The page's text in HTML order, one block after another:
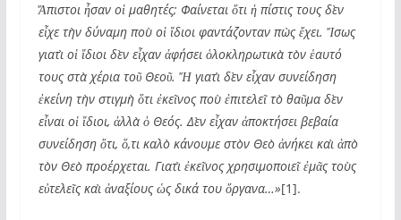
Ἄπιστοι ἦσαν οἱ μαθητές; Φαίνεται ὅτι ἡ πίστις τους δὲν
εἶχε τὴν δύναμη ποὺ οἱ ἴδιοι φαντάζονταν πὼς ἔχει. Ἴσως
γιατὶ οἱ ἴδιοι δὲν εἶχαν ἀφήσει ὁλοκληρωτικὰ τὸν ἑαυτό
τους στὰ χέρια τοῦ Θεοῦ. Ἤ γιατὶ δὲν εἶχαν συνείδηση
ἐκείνη τὴν στιγμὴ ὅτι ἐκεῖνος ποὺ ἐπιτελεῖ τὸ θαῦμα δὲν
εἶναι οἱ ἴδιοι, ἀλλὰ ὁ Θεός. Δὲν εἶχαν ἀποκτήσει βεβαία
συνείδηση ὅτι, ὅ,τι καλὸ κάνουμε στὸν Θεὸ ἀνήκει καὶ ἀπὸ
τὸν Θεὸ προέρχεται. Γιατὶ ἐκεῖνος χρησιμοποιεῖ ἐμᾶς τοὺς
εὐτελεῖς καὶ ἀναξίους ὡς δικά του ὄργανα…»[1].